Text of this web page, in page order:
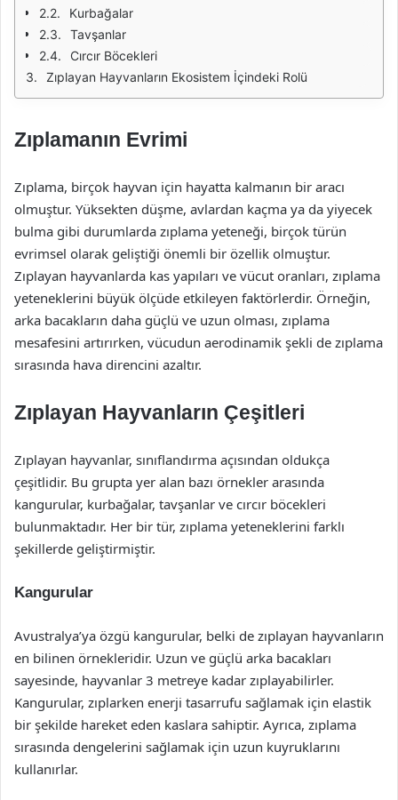
Kurbağalar
Tavşanlar
Cırcır Böcekleri
Zıplayan Hayvanların Ekosistem İçindeki Rolü
Zıplamanın Evrimi
Zıplama, birçok hayvan için hayatta kalmanın bir aracı
olmuştur. Yüksekten düşme, avlardan kaçma ya da yiyecek
bulma gibi durumlarda zıplama yeteneği, birçok türün
evrimsel olarak geliştiği önemli bir özellik olmuştur.
Zıplayan hayvanlarda kas yapıları ve vücut oranları, zıplama
yeteneklerini büyük ölçüde etkileyen faktörlerdir. Örneğin,
arka bacakların daha güçlü ve uzun olması, zıplama
mesafesini artırırken, vücudun aerodinamik şekli de zıplama
sırasında hava direncini azaltır.
Zıplayan Hayvanların Çeşitleri
Zıplayan hayvanlar, sınıflandırma açısından oldukça
çeşitlidir. Bu grupta yer alan bazı örnekler arasında
kangurular, kurbağalar, tavşanlar ve cırcır böcekleri
bulunmaktadır. Her bir tür, zıplama yeteneklerini farklı
şekillerde geliştirmiştir.
Kangurular
Avustralya’ya özgü kangurular, belki de zıplayan hayvanların
en bilinen örnekleridir. Uzun ve güçlü arka bacakları
sayesinde, hayvanlar 3 metreye kadar zıplayabilirler.
Kangurular, zıplarken enerji tasarrufu sağlamak için elastik
bir şekilde hareket eden kaslara sahiptir. Ayrıca, zıplama
sırasında dengelerini sağlamak için uzun kuyruklarını
kullanırlar.